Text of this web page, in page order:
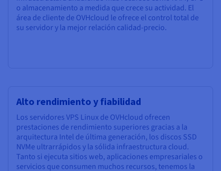
o almacenamiento a medida que crece su actividad. El
área de cliente de OVHcloud le ofrece el control total de
su servidor y la mejor relación calidad-precio.
Alto rendimiento y fiabilidad
Los servidores VPS Linux de OVHcloud ofrecen
prestaciones de rendimiento superiores gracias a la
arquitectura Intel de última generación, los discos SSD
NVMe ultrarrápidos y la sólida infraestructura cloud.
Tanto si ejecuta sitios web, aplicaciones empresariales o
servicios que consumen muchos recursos, tenemos la